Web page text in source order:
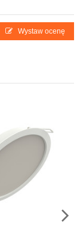
Wystaw ocenę